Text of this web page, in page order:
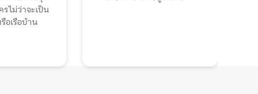
ไม่ว่าจะเป็น
อเรือบ้าน